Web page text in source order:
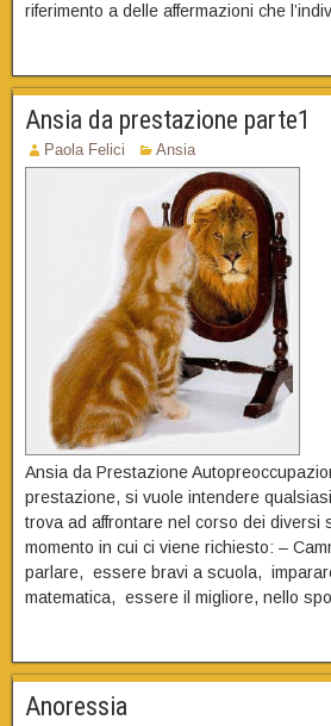
riferimento a delle affermazioni che
Ansia da prestazione parte1
Paola Felici Ansia
Ansia da Prestazione
prestazione, si vuole intendere
trova ad affrontare nel corso dei diversi
momento in cui ci viene richiesto: –
parlare, essere bravi a scuola,
matematica, essere il migliore, nello
Anoressia